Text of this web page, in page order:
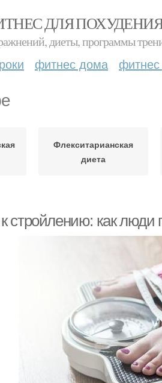
ДЛЯ ПОХУДЕНИЯ
диеты, программы
фитнес дома
Флекситарианская
диета
стройлению: как